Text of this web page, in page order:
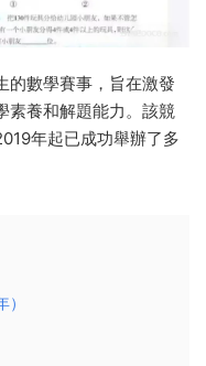
的數學賽事，旨在激發
素養和解題能力。該競
年起已成功舉辦了多